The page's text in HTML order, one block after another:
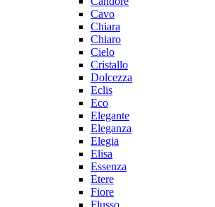
Cavo
Chiara
Chiaro
Cielo
Cristallo
Dolcezza
Eclis
Eco
Elegante
Eleganza
Elegia
Elisa
Essenza
Etere
Fiore
Flusso